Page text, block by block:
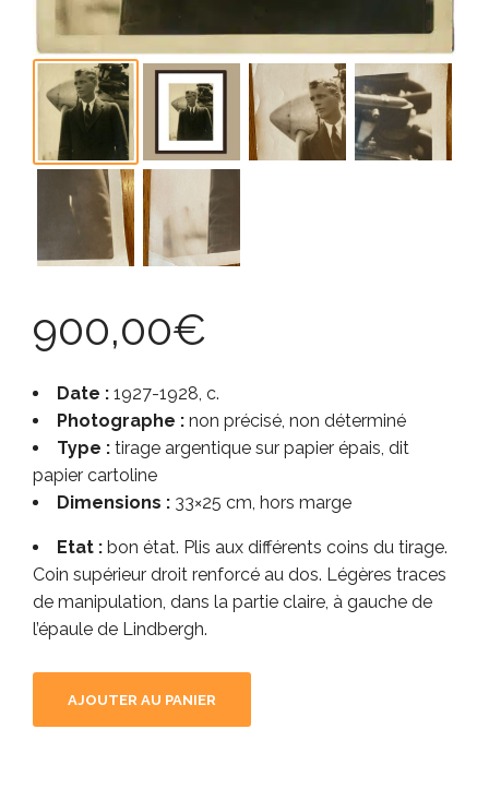
900,00€
Date : 1927-1928, c.
Photographe : non précisé, non déterminé
Type : tirage argentique sur papier épais, dit
papier cartoline
Dimensions : 33×25 cm, hors marge
Etat : bon état. Plis aux différents coins du tirage.
Coin supérieur droit renforcé au dos. Légères traces
de manipulation, dans la partie claire, à gauche de
l’épaule de Lindbergh.
AJOUTER AU PANIER